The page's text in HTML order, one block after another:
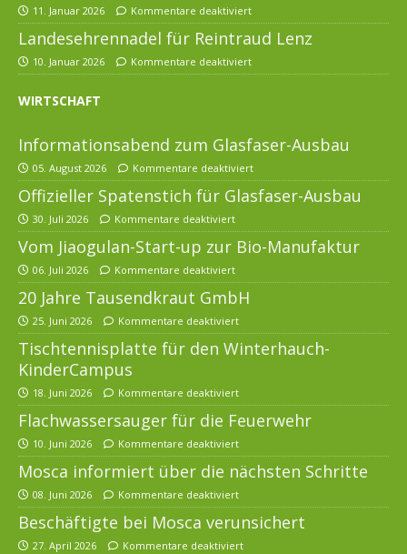
11. Januar 2026 Kommentare deaktiviert
Landesehrennadel für Reintraud Lenz
10. Januar 2026 Kommentare deaktiviert
WIRTSCHAFT
Informationsabend zum Glasfaser-Ausbau
05. August 2026 Kommentare deaktiviert
Offizieller Spatenstich für Glasfaser-Ausbau
30. Juli 2026 Kommentare deaktiviert
Vom Jiaogulan-Start-up zur Bio-Manufaktur
06. Juli 2026 Kommentare deaktiviert
20 Jahre Tausendkraut GmbH
25. Juni 2026 Kommentare deaktiviert
Tischtennisplatte für den Winterhauch-
KinderCampus
18. Juni 2026 Kommentare deaktiviert
Flachwassersauger für die Feuerwehr
10. Juni 2026 Kommentare deaktiviert
Mosca informiert über die nächsten Schritte
08. Juni 2026 Kommentare deaktiviert
Beschäftigte bei Mosca verunsichert
27. April 2026 Kommentare deaktiviert